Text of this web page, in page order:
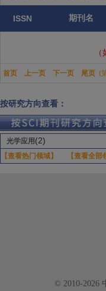
ISSN 期刊名
首页 上一页 下一页 尾页 (
按研究方向查看：
光学应用 (2)
【查看热门领域】 【查看全部
© 2010-2026